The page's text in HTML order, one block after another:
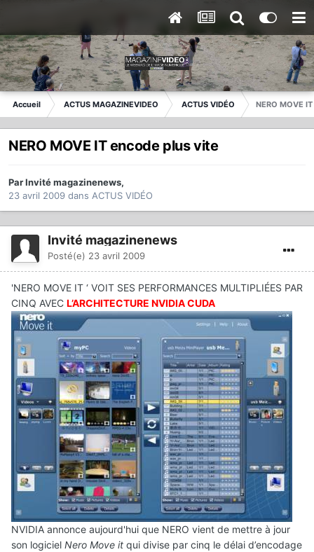
Accueil ACTUS MAGAZINEVIDEO ACTUS VIDÉO NERO MOVE
NERO MOVE IT encode plus vite
ParInvité magazinenews,
23 avril 2009 dans ACTUS VIDÉO
Invité magazinenews
Posté(e) 23 avril 2009
'NERO MOVE IT ‘ VOIT SES PERFORMANCES MULTIPLIÉES PAR
CINQ AVEC L’ARCHITECTURE NVIDIA CUDA
NVIDIA annonce aujourd'hui que NERO vient de mettre à jour
son logiciel Nero Move it qui divise par cinq le délai d’encodage